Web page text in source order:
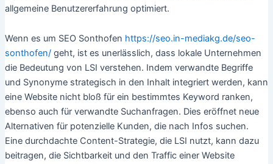
allgemeine Benutzererfahrung optimiert.
Wenn es um SEO Sonthofen https://seo.in-mediakg.de/seo-
sonthofen/geht, ist es unerlässlich, dass lokale Unternehmen
die Bedeutung von LSI verstehen. Indem verwandte Begriffe
und Synonyme strategisch in den Inhalt integriert werden, kann
eine Website nicht bloß für ein bestimmtes Keyword ranken,
ebenso auch für verwandte Suchanfragen. Dies eröffnet neue
Alternativen für potenzielle Kunden, die nach Infos suchen.
Eine durchdachte Content-Strategie, die LSI nutzt, kann dazu
beitragen, die Sichtbarkeit und den Traffic einer Website